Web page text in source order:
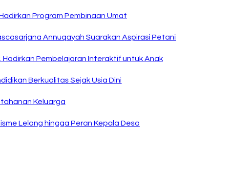
Program Pembinaan Umat
Annuqayah Suarakan Aspirasi Petani
Hadirkan Pembelajaran Interaktif untuk Anak
Berkualitas Sejak Usia Dini
Keluarga
Lelang hingga Peran Kepala Desa